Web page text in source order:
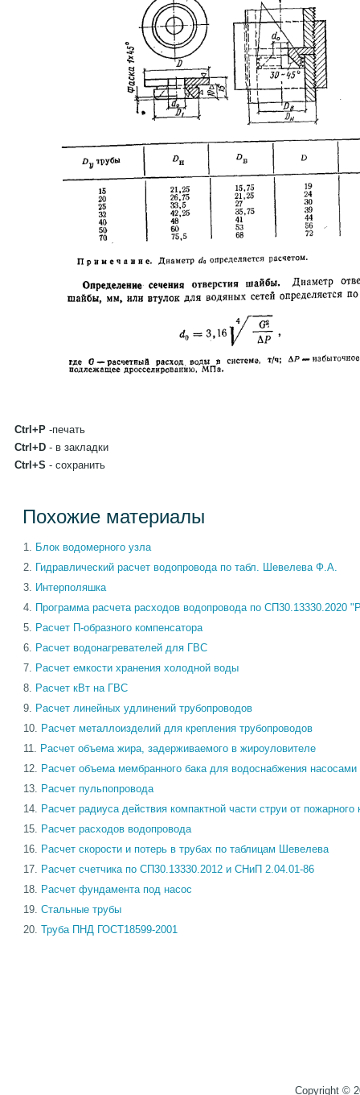
Ctrl+P -печать
Ctrl+D - в закладки
Ctrl+S - сохранить
Похожие материалы
Блок водомерного узла
Гидравлический расчет водопровода по табл. Шевелева Ф.А.
Интерполяшка
Программа расчета расходов водопровода по СП30.13330.2020
Расчет П-образного компенсатора
Расчет водонагревателей для ГВС
Расчет емкости хранения холодной воды
Расчет кВт на ГВС
Расчет линейных удлинений трубопроводов
Расчет металлоизделий для крепления трубопроводов
Расчет объема жира, задерживаемого в жироуловителе
Расчет объема мембранного бака для водоснабжения насосами
Расчет пульпопровода
Расчет радиуса действия компактной части струи от пожарного
Расчет расходов водопровода
Расчет скорости и потерь в трубах по таблицам Шевелева
Расчет счетчика по СП30.13330.2012 и СНиП 2.04.01-86
Расчет фундамента под насос
Стальные трубы
Труба ПНД ГОСТ18599-2001
Copyright ©